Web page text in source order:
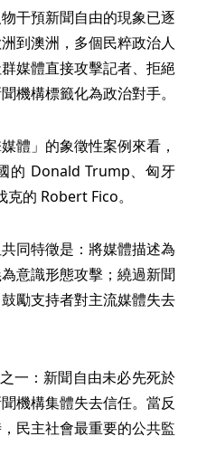
干預新聞自由的現象已逐
到澳洲，多個民粹政治人
媒體直接攻擊記者、拒絕
機構標籤化為政治對手。
體」的象徵性案例來看，
的 Donald Trump、匈牙
的 Robert Fico。
同特徵是：將媒體描述為
意識形態攻擊；繞過新聞
勵支持者對主流媒體失去
一：新聞自由未必先死於
機構集體失去信任。當反
民主社會最重要的公共監